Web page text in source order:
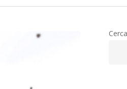
Cerca